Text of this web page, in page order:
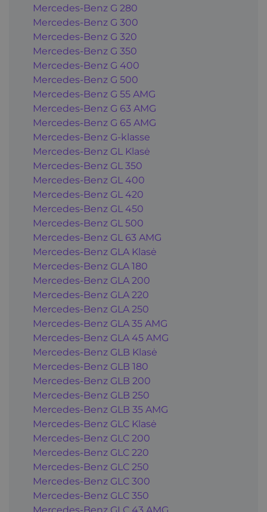
Mercedes-Benz G 280
Mercedes-Benz G 300
Mercedes-Benz G 320
Mercedes-Benz G 350
Mercedes-Benz G 400
Mercedes-Benz G 500
Mercedes-Benz G 55 AMG
Mercedes-Benz G 63 AMG
Mercedes-Benz G 65 AMG
Mercedes-Benz G-klasse
Mercedes-Benz GL Klasė
Mercedes-Benz GL 350
Mercedes-Benz GL 400
Mercedes-Benz GL 420
Mercedes-Benz GL 450
Mercedes-Benz GL 500
Mercedes-Benz GL 63 AMG
Mercedes-Benz GLA Klasė
Mercedes-Benz GLA 180
Mercedes-Benz GLA 200
Mercedes-Benz GLA 220
Mercedes-Benz GLA 250
Mercedes-Benz GLA 35 AMG
Mercedes-Benz GLA 45 AMG
Mercedes-Benz GLB Klasė
Mercedes-Benz GLB 180
Mercedes-Benz GLB 200
Mercedes-Benz GLB 250
Mercedes-Benz GLB 35 AMG
Mercedes-Benz GLC Klasė
Mercedes-Benz GLC 200
Mercedes-Benz GLC 220
Mercedes-Benz GLC 250
Mercedes-Benz GLC 300
Mercedes-Benz GLC 350